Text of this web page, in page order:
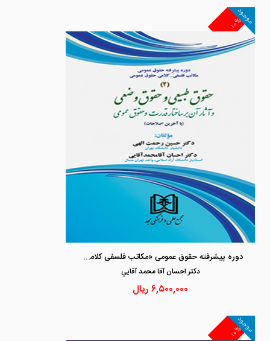
۱۰%
موجود
دوره پیشرفته حقوق عمومی «مکاتب فلسفی کلامی» (2) حقوق طبیعی و حقوق وضعی و آثار آن بر ساختار قدرت و حقوق عمومی
دكتر احسان آقا محمد آقايي
۶,۵۰۰,۰۰۰ریال
۱۰%
موجود